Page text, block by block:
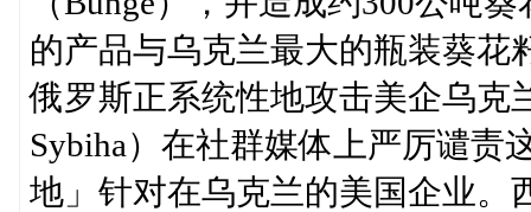
的产品与乌克兰最大的瓶装葵花
俄罗斯正系统性地攻击美企乌克
Sybiha）在社群媒体上严厉谴责
地」针对在乌克兰的美国企业。